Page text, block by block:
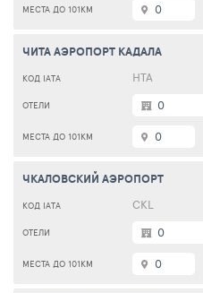
0
ЧИТА АЭРОПОРТ КАДАЛА
HTA
0
0
ЧКАЛОВСКИЙ АЭРОПОРТ
CKL
0
0